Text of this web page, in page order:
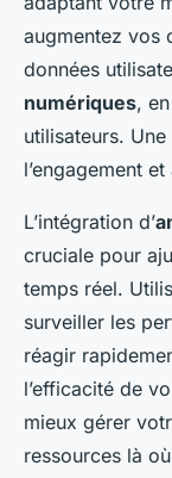
augmentez vos
données
numériques,
utilisateurs.
l’engagement
L’intégration d’
cruciale pour
temps réel.
surveiller les
réagir
l’efficacité de
mieux gérer
ressources là